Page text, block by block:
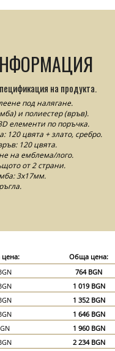
на продукта.
под налягане.
и полиестер (връв).
елементи по поръчка.
120 цвята + злато, сребро.
120 цвята.
на емблема/лого.
от 2 страни.
3x17мм.
цена:
Обща цена:
764 BGN
1 019 BGN
1 352 BGN
1 646 BGN
1 960 BGN
2 234 BGN